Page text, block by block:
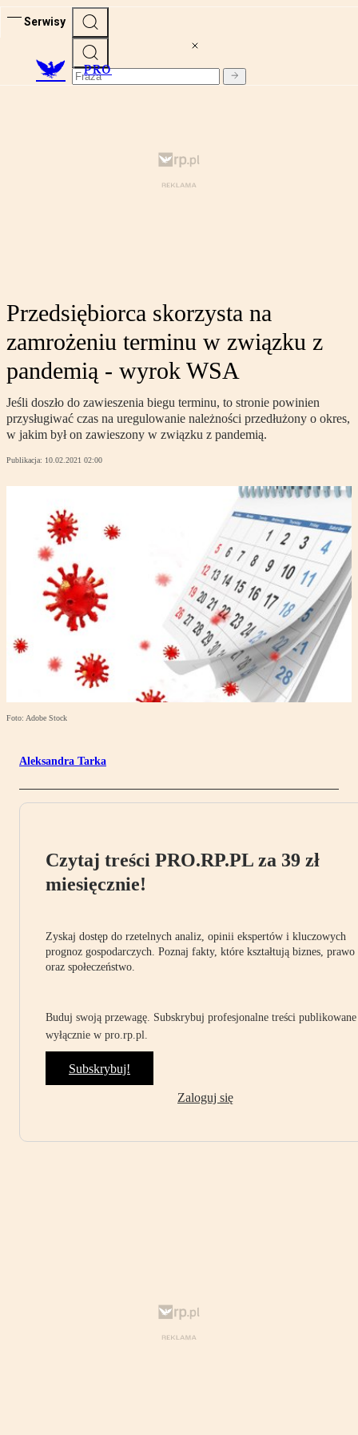
Serwisy
PRO
Przedsiębiorca skorzysta na
zamrożeniu terminu w związku z
pandemią - wyrok WSA
Jeśli doszło do zawieszenia biegu terminu, to stronie powinien
przysługiwać czas na uregulowanie należności przedłużony o okres,
w jakim był on zawieszony w związku z pandemią.
Publikacja: 10.02.2021 02:00
Foto: Adobe Stock
Aleksandra Tarka
Czytaj treści PRO.RP.PL za 39 zł
miesięcznie!
Zyskaj dostęp do rzetelnych analiz, opinii ekspertów i kluczowych
prognoz gospodarczych. Poznaj fakty, które kształtują biznes, prawo
oraz społeczeństwo.
Buduj swoją przewagę. Subskrybuj profesjonalne treści publikowane
wyłącznie w pro.rp.pl.
Subskrybuj!
Zaloguj się